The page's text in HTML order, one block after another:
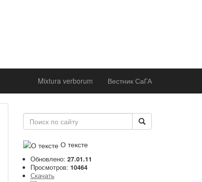
Mixtura verborum Вестник СаГА
О тексте
Обновлено: 27.01.11
Просмотров: 10464
Скачать